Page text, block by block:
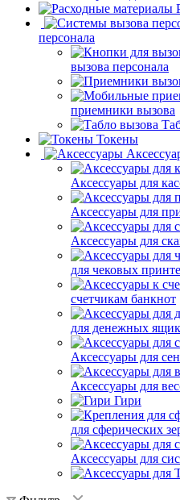
персонала
вызова персонала
приемники вызова
Токены
Аксессуары для
Аксессуары для
Аксессуары для
для чековых
счетчикам банкнот
для денежных
Аксессуары для
Аксессуары для
Гири
для сферических
Аксессуары для